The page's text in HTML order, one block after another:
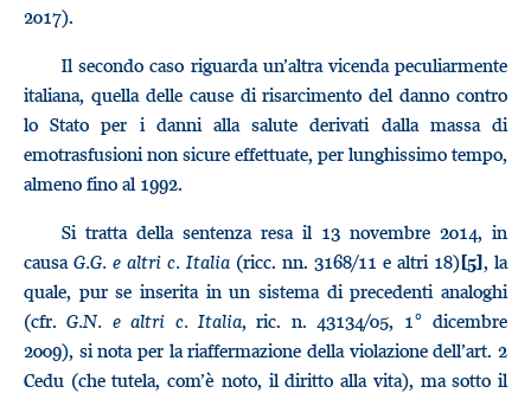
2017).
Il secondo caso riguarda un’altra vicenda peculiarmente
italiana, quella delle cause di risarcimento del danno contro
lo Stato per i danni alla salute derivati dalla massa di
emotrasfusioni non sicure effettuate, per lunghissimo tempo,
almeno fino al 1992.
Si tratta della sentenza resa il 13 novembre 2014, in
causa G.G. e altri c. Italia (ricc. nn. 3168/11 e altri 18)[5], la
quale, pur se inserita in un sistema di precedenti analoghi
(cfr.G.N. e altri c. Italia, ric. n. 43134/05, 1° dicembre
2009), si nota per la riaffermazione della violazione dell’art. 2
Cedu (che tutela, com’è noto, il diritto alla vita), ma sotto il